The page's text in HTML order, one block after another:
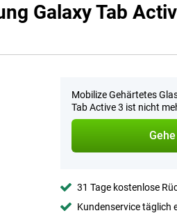
Galaxy Tab
Mobilize Gehärtetes
Tab Active 3 ist nicht
31 Tage kostenlose
Kundenservice täglich